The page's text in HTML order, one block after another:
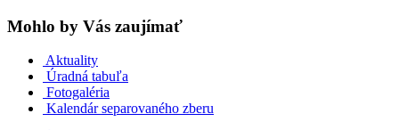
Mohlo by Vás zaujímať
Aktuality
Úradná tabuľa
Fotogaléria
Kalendár separovaného zberu